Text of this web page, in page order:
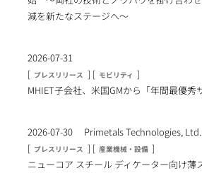
減を新たなステージへ～
2026-07-31
[ プレスリリース ] [ モビリティ ]
MHIET子会社、米国GMから「年間最優秀
2026-07-30
Primetals Technologies, Ltd.
[ プレスリリース ] [ 産業機械・設備 ]
ニューコア スチール ディケーター向け薄